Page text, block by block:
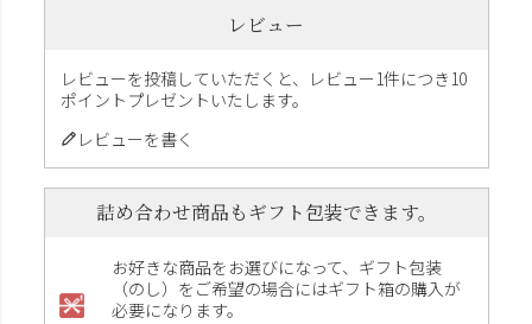
レビュー
レビューを投稿していただくと、レビュー1件につき10
ポイントプレゼントいたします。
レビューを書く
詰め合わせ商品もギフト包装できます。
お好きな商品をお選びになって、ギフト包装
（のし）をご希望の場合にはギフト箱の購入が
必要になります。